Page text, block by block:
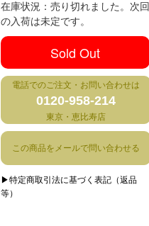
在庫状況：売り切れました。次回
の入荷は未定です。
Sold Out
電話でのご注文・お問い合わせは
0120-958-214
東京・恵比寿店
この商品をメールで問い合わせる
▶特定商取引法に基づく表記（返品
等）